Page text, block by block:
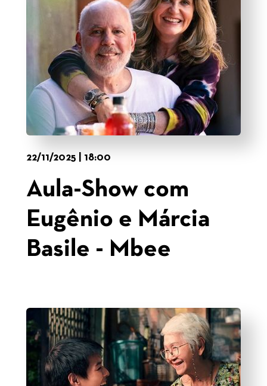
22/11/2025 | 18:00
Aula-Show com
Eugênio e Márcia
Basile - Mbee